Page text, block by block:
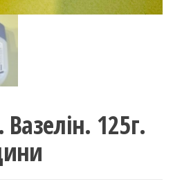
125г.